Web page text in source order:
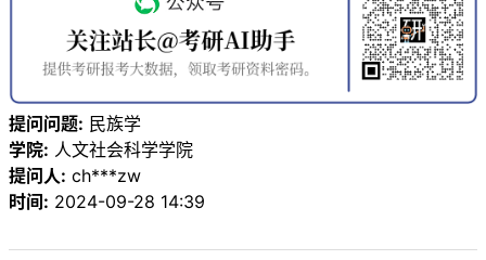
提问问题: 民族学
学院: 人文社会科学学院
提问人: ch***zw
时间: 2024-09-28 14:39